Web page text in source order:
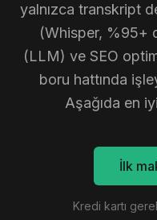
yalnızca transkript
(Whisper, %95+
(LLM) ve SEO
boru hattında
Aşağıda en
İlk
Kredi kartı